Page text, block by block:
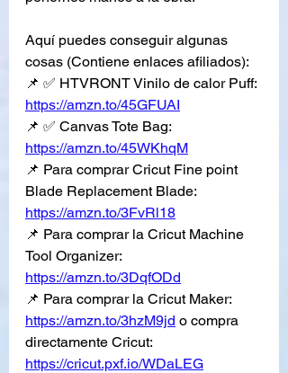
Aquí puedes conseguir algunas
cosas (Contiene enlaces afiliados):
📌 ✅ HTVRONT Vinilo de calor Puff:
https://amzn.to/45GFUAI
📌 ✅ Canvas Tote Bag:
https://amzn.to/45WKhqM
📌 Para comprar Cricut Fine point
Blade Replacement Blade:
https://amzn.to/3FvRl18
📌 Para comprar la Cricut Machine
Tool Organizer:
https://amzn.to/3DqfODd
📌 Para comprar la Cricut Maker:
https://amzn.to/3hzM9jd o compra
directamente Cricut:
https://cricut.pxf.io/WDaLEG